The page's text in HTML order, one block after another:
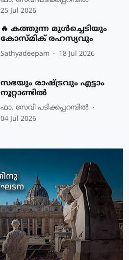
25 Jul 2026
🔥 കത്തുന്ന മുൾച്ചെടിയും
കോസ്മിക് രഹസ്യവും
Sathyadeepam 18 Jul 2026
സഭയും രാഷ്ട്രവും എട്ടാം
നൂറ്റാണ്ടിൽ
ഫാ. സേവി പടിക്കപ്പറമ്പില്‍
04 Jul 2026